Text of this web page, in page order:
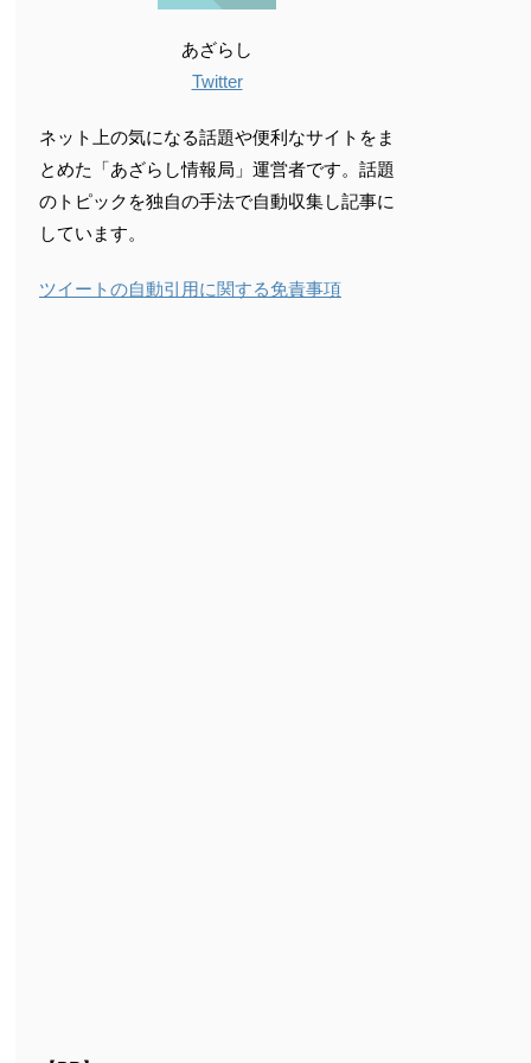
あざらし
Twitter
ネット上の気になる話題や便利なサイトをま
とめた「あざらし情報局」運営者です。話題
のトピックを独自の手法で自動収集し記事に
しています。
ツイートの自動引用に関する免責事項